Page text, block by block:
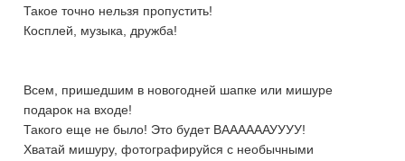
Такое точно нельзя пропустить!
Косплей, музыка, дружба!
Всем, пришедшим в новогодней шапке или мишуре
подарок на входе!
Такого еще не было! Это будет ВААААААУУУУ!
Хватай мишуру, фотографируйся с необычными